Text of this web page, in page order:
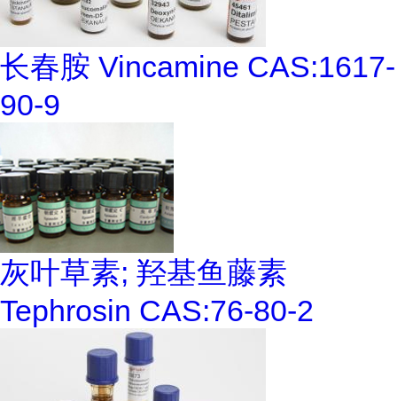
长春胺 Vincamine CAS:1617-
90-9
灰叶草素; 羟基鱼藤素
Tephrosin CAS:76-80-2